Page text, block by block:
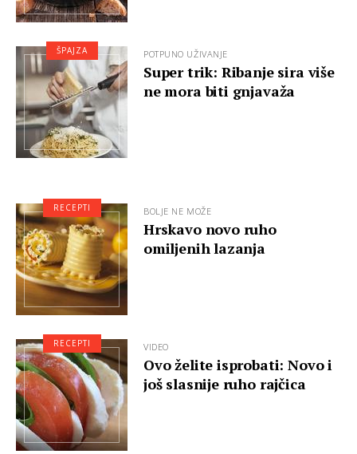
POTPUNO UŽIVANJE
Super trik: Ribanje sira više
ne mora biti gnjavaža
ŠPAJZA
BOLJE NE MOŽE
Hrskavo novo ruho
omiljenih lazanja
RECEPTI
VIDEO
Ovo želite isprobati: Novo i
još slasnije ruho rajčica
RECEPTI